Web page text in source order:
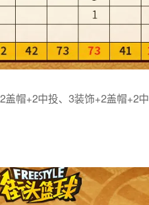
帽+2中投、3装饰+2盖帽+2